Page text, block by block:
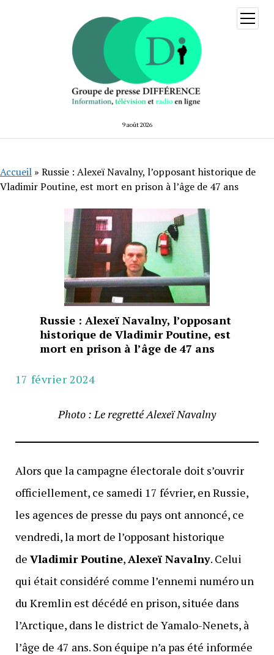
9 août 2026
ouvrir
menu
Accueil » Russie : Alexeï Navalny, l’opposant historique de
Vladimir Poutine, est mort en prison à l’âge de 47 ans
Russie : Alexeï Navalny, l’opposant
historique de Vladimir Poutine, est
mort en prison à l’âge de 47 ans
17 février 2024
Photo : Le regretté Alexeï Navalny
Alors que la campagne électorale doit s’ouvrir
officiellement, ce samedi 17 février, en Russie,
les agences de presse du pays ont annoncé, ce
vendredi, la mort de l’opposant historique
de Vladimir Poutine,Alexeï Navalny. Celui
qui était considéré comme l’ennemi numéro un
du Kremlin est décédé en prison, située dans
l’Arctique, dans le district de Yamalo-Nenets, à
l’âge de 47 ans. Son équipe n’a pas été informée